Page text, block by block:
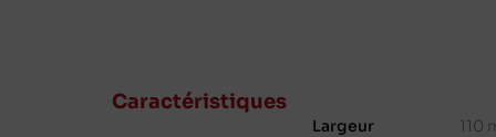
Caractéristiques
Largeur 110